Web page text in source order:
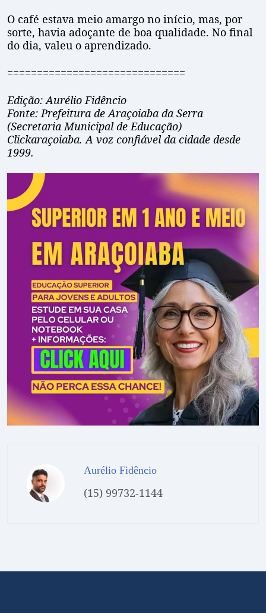
O café estava meio amargo no início, mas, por
sorte, havia adoçante de boa qualidade. No final
do dia, valeu o aprendizado.
==============================
Edição: Aurélio Fidêncio
Fonte: Prefeitura de Araçoiaba da Serra
(Secretaria Municipal de Educação)
Clickaraçoiaba. A voz confiável da cidade desde
1999.
Aurélio Fidêncio
(15) 99732-1144